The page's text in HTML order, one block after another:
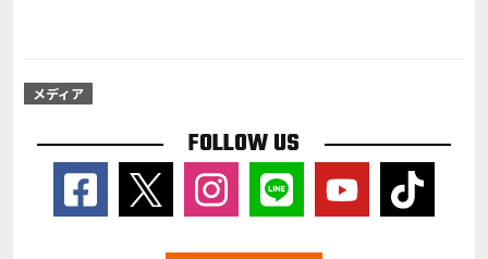
メディア
FOLLOW US